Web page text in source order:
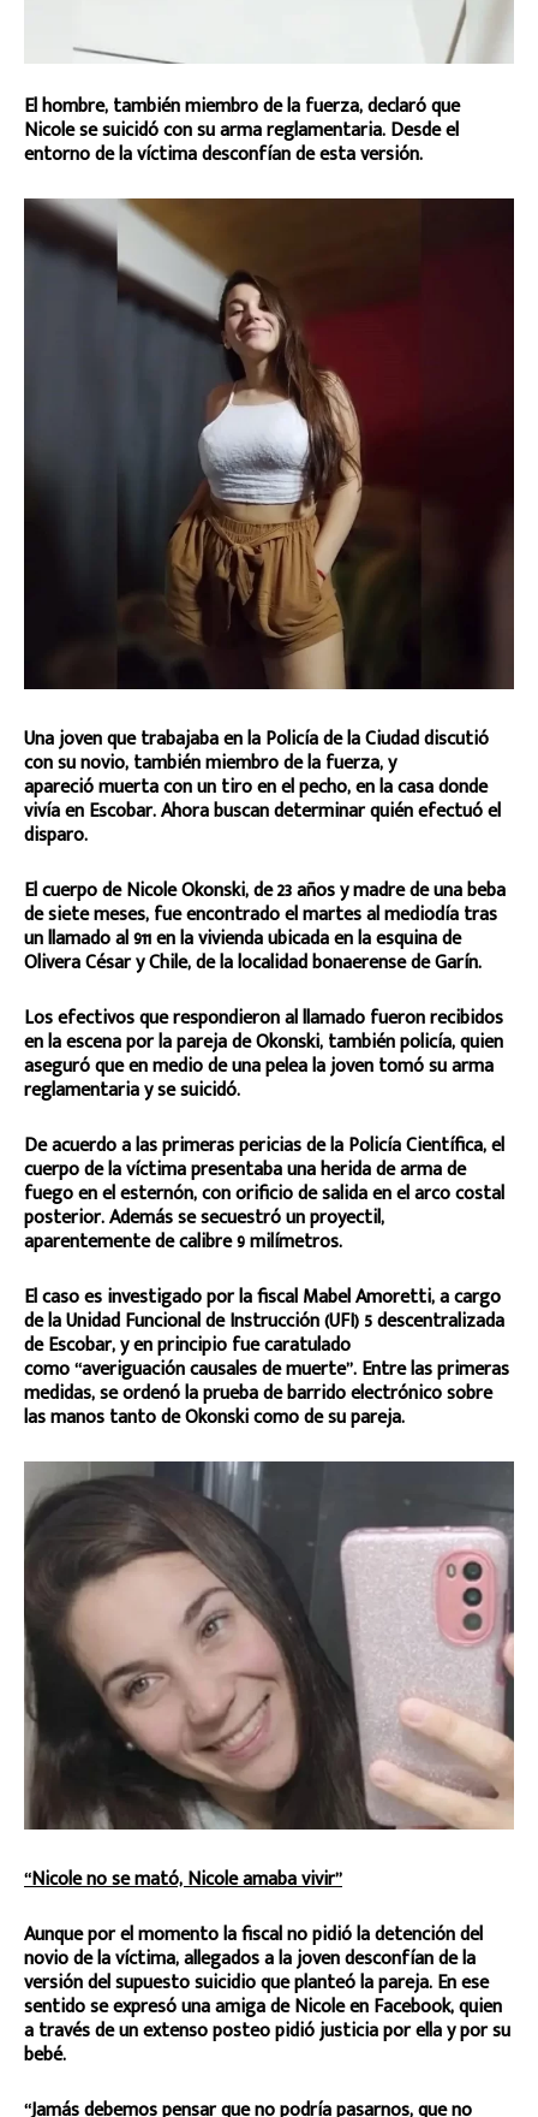
El hombre, también miembro de la fuerza, declaró que
Nicole se suicidó con su arma reglamentaria. Desde el
entorno de la víctima desconfían de esta versión.
Una joven que trabajaba en la Policía de la Ciudad discutió
con su novio, también miembro de la fuerza, y
apareció muerta con un tiro en el pecho, en la casa donde
vivía en Escobar. Ahora buscan determinar quién efectuó el
disparo.
El cuerpo de Nicole Okonski, de 23 años y madre de una beba
de siete meses, fue encontrado el martes al mediodía tras
un llamado al 911 en la vivienda ubicada en la esquina de
Olivera César y Chile, de la localidad bonaerense de Garín.
Los efectivos que respondieron al llamado fueron recibidos
en la escena por la pareja de Okonski, también policía, quien
aseguró que en medio de una pelea la joven tomó su arma
reglamentaria y se suicidó.
De acuerdo a las primeras pericias de la Policía Científica, el
cuerpo de la víctima presentaba una herida de arma de
fuego en el esternón, con orificio de salida en el arco costal
posterior. Además se secuestró un proyectil,
aparentemente de calibre 9 milímetros.
El caso es investigado por la fiscal Mabel Amoretti, a cargo
de la Unidad Funcional de Instrucción (UFI) 5 descentralizada
de Escobar, y en principio fue caratulado
como “averiguación causales de muerte”. Entre las primeras
medidas, se ordenó la prueba de barrido electrónico sobre
las manos tanto de Okonski como de su pareja.
“Nicole no se mató, Nicole amaba vivir”
Aunque por el momento la fiscal no pidió la detención del
novio de la víctima, allegados a la joven desconfían de la
versión del supuesto suicidio que planteó la pareja. En ese
sentido se expresó una amiga de Nicole en Facebook, quien
a través de un extenso posteo pidió justicia por ella y por su
bebé.
“Jamás debemos pensar que no podría pasarnos, que no